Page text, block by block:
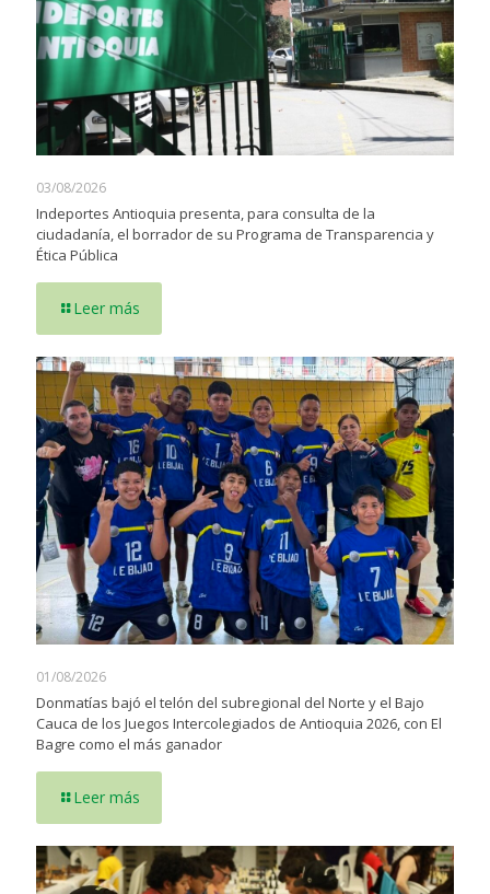
03/08/2026
Indeportes Antioquia presenta, para consulta de la
ciudadanía, el borrador de su Programa de Transparencia y
Ética Pública
Leer más
01/08/2026
Donmatías bajó el telón del subregional del Norte y el Bajo
Cauca de los Juegos Intercolegiados de Antioquia 2026, con El
Bagre como el más ganador
Leer más